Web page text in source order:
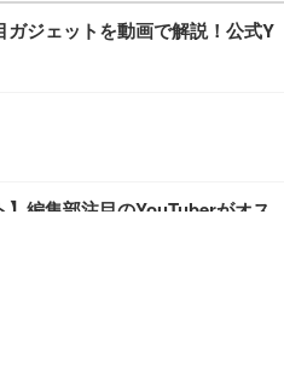
ガジェットを動画で解説！公式Y
】編集部注目のYouTuberがオス